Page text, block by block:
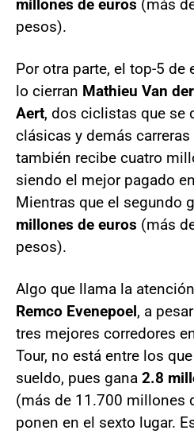
millones de euros (más
pesos).
Por otra parte, el top-5 de
lo cierran Mathieu Van
Aert, dos ciclistas que se
clásicas y demás
también recibe cuatro
siendo el mejor pagado
Mientras que el segundo
millones de euros (más
pesos).
Algo que llama la
Remco Evenepoel, a
tres mejores corredores
Tour, no está entre los
sueldo, pues gana 2.8
(más de 11.700 millones
ponen en el sexto lugar.